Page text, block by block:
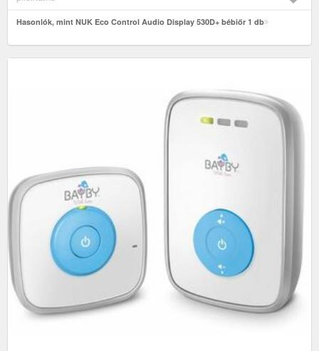
Hasonlók, mint NUK Eco Control Audio Display 530D+ bébiőr 1 db